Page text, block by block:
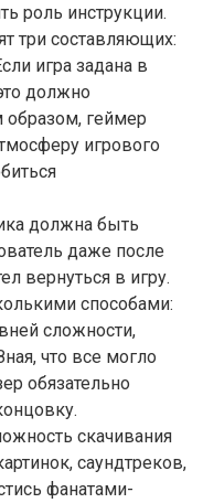
роль инструкции.
три составляющих:
игра задана в
должно
образом, геймер
игрового
должна быть
даже после
вернуться в игру.
способами:
сложности,
что все могло
обязательно
скачивания
саундтреков,
фанатами-